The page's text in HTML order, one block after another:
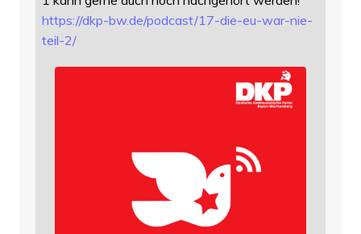
https://dkp-bw.de/podcast/17-die-eu-war-nie-
teil-2/